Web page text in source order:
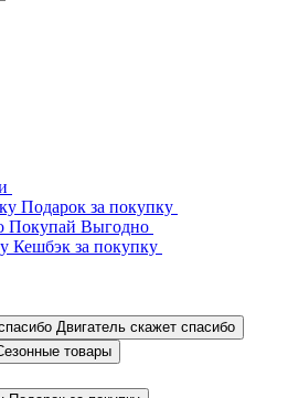
Подарок за покупку
Покупай Выгодно
Кешбэк за покупку
Двигатель скажет спасибо
товары